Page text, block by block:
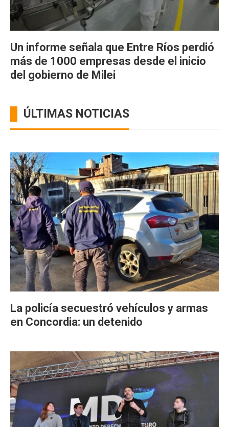
Un informe señala que Entre Ríos perdió
más de 1000 empresas desde el inicio
del gobierno de Milei
ÚLTIMAS NOTICIAS
La policía secuestró vehículos y armas
en Concordia: un detenido